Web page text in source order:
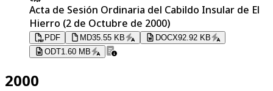
Acta de Sesión Ordinaria del Cabildo Insular de El
Hierro (2 de Octubre de 2000)
PDF MD35.55 KB DOCX92.92 KB
ODT1.60 MB
2000